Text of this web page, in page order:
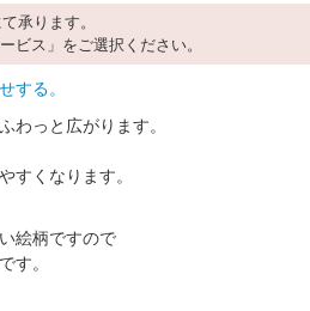
承ります。
ビス」をご選択ください。
する。
わっと広がります。
すくなります。
絵柄ですので
す。